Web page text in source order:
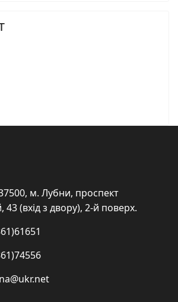
м. Лубни, проспект
(вхід з двору), 2-й поверх.